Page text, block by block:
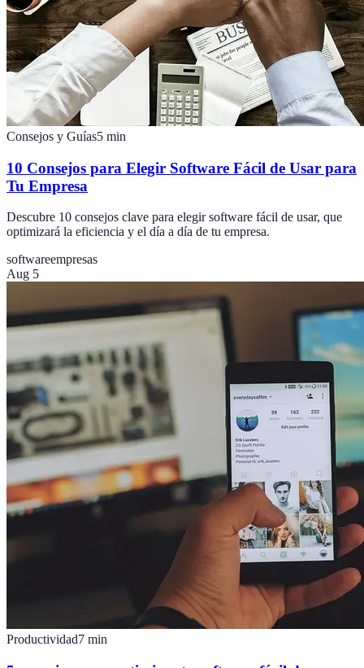
Consejos y Guías5 min
10 Consejos para Elegir Software Fácil de Usar para
Tu Empresa
Descubre 10 consejos clave para elegir software fácil de usar, que
optimizará la eficiencia y el día a día de tu empresa.
softwareempresas
Aug 5
Productividad7 min